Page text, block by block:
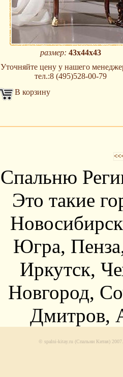
размер: 43х44х43
Уточняйте цену у нашего
тел.:8 (495)528-00-79
В корзину
Спальню
Это такие
Югра,
Иркутск,
Новгород,
Дмитров,
© spalni-kitay.ru (Спальни Китая) 2007.